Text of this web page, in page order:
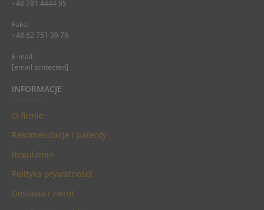
+48 781 4444 95
Faks:
+48 62 751 39 76
E-mail:
[email protected]
INFORMACJE
O firmie
Rekomendacje i patenty
Regulamin
Polityka prywatności
Dostawa i zwrot